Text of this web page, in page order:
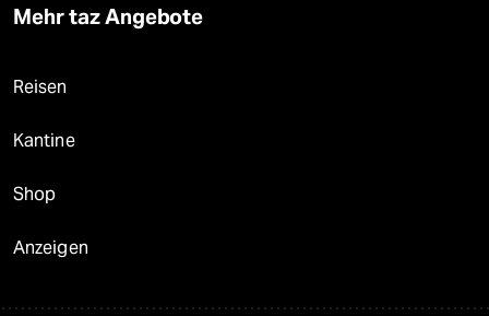
Mehr taz Angebote
Reisen
Kantine
Shop
Anzeigen